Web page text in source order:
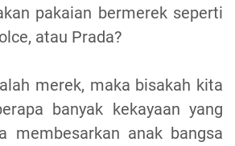
pakaian bermerek seperti
atau Prada?
merek, maka bisakah kita
banyak kekayaan yang
membesarkan anak bangsa